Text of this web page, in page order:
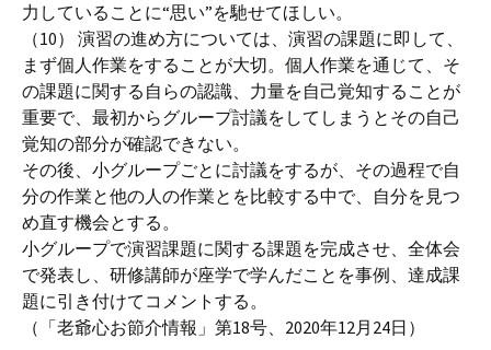
力していることに“思い”を馳せてほしい。
（10） 演習の進め方については、演習の課題に即して、
まず個人作業をすることが大切。個人作業を通じて、そ
の課題に関する自らの認識、力量を自己覚知することが
重要で、最初からグループ討議をしてしまうとその自己
覚知の部分が確認できない。
その後、小グループごとに討議をするが、その過程で自
分の作業と他の人の作業とを比較する中で、自分を見つ
め直す機会とする。
小グループで演習課題に関する課題を完成させ、全体会
で発表し、研修講師が座学で学んだことを事例、達成課
題に引き付けてコメントする。
（「老爺心お節介情報」第18号、2020年12月24日）